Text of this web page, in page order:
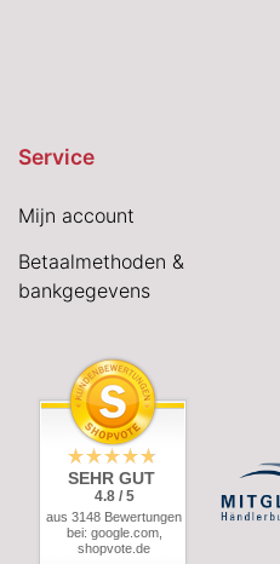
Service
Mijn account
Betaalmethoden &
bankgegevens
SEHR GUT
4.8 / 5
aus 3148 Bewertungen
bei: google.com,
shopvote.de